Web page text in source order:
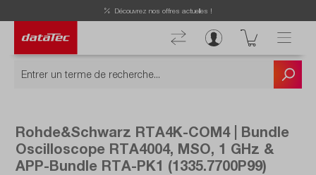
Découvrez nos offres actuelles !
Rohde&Schwarz RTA4K-COM4 | Bundle
Oscilloscope RTA4004, MSO, 1 GHz &
APP-Bundle RTA-PK1 (1335.7700P99)
Now viewing Points forts section